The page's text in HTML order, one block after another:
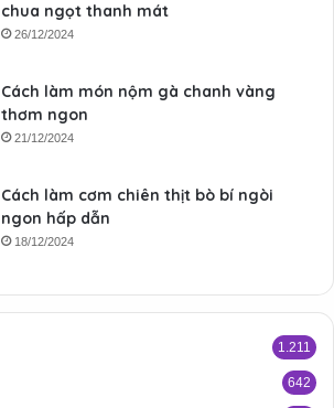
chua ngọt thanh mát
26/12/2024
Cách làm món nộm gà chanh vàng
thơm ngon
21/12/2024
Cách làm cơm chiên thịt bò bí ngòi
ngon hấp dẫn
18/12/2024
1.211
642